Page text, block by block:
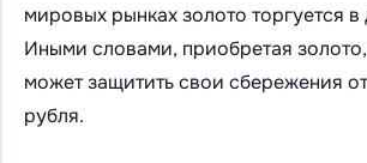
мировых рынках золото торгуется в
Иными словами, приобретая
может защитить свои сбережения
рубля.